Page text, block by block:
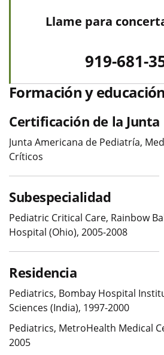
Llame para
919-681-
Formación y educación
Certificación de la Junta
Junta Americana de Pediatría,
Críticos
Subespecialidad
Pediatric Critical Care, Rainbow
Hospital (Ohio), 2005-2008
Residencia
Pediatrics, Bombay Hospital
Sciences (India), 1997-2000
Pediatrics, MetroHealth Medical
2005